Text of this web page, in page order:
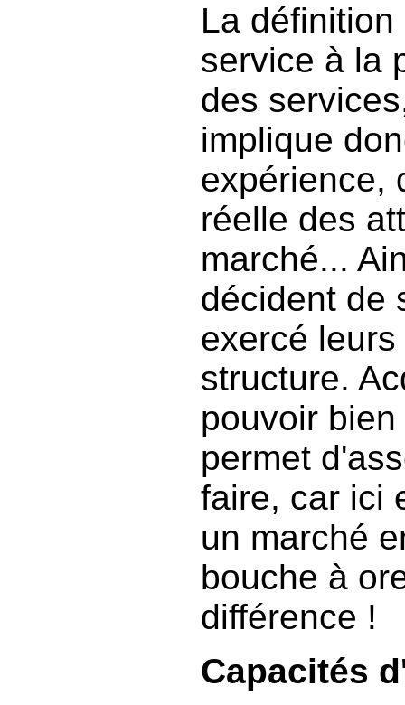
La
service à la
des
implique
expérience,
réelle des
marché...
décident de
exercé
structure.
pouvoir
permet
faire, car ici
un marché
bouche à
différence !
Capacités